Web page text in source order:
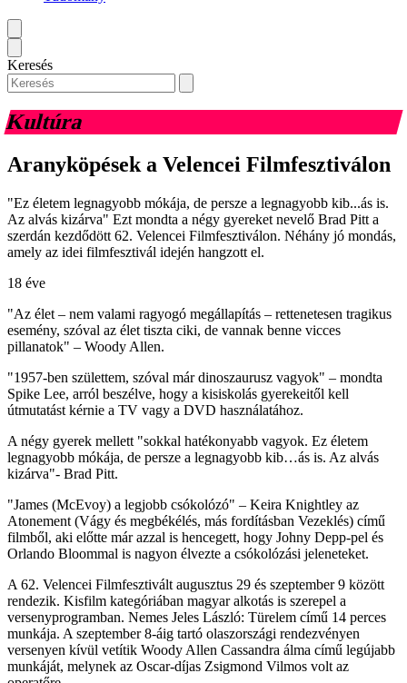
Keresés
Kultúra
Aranyköpések a Velencei Filmfesztiválon
"Ez életem legnagyobb mókája, de persze a legnagyobb kib...ás is.
Az alvás kizárva" Ezt mondta a négy gyereket nevelő Brad Pitt a
szerdán kezdődött 62. Velencei Filmfesztiválon. Néhány jó mondás,
amely az idei filmfesztivál idején hangzott el.
18 éve
"Az élet – nem valami ragyogó megállapítás – rettenetesen tragikus
esemény, szóval az élet tiszta ciki, de vannak benne vicces
pillanatok" – Woody Allen.
"1957-ben születtem, szóval már dinoszaurusz vagyok" – mondta
Spike Lee, arról beszélve, hogy a kisiskolás gyerekeitől kell
útmutatást kérnie a TV vagy a DVD használatához.
A négy gyerek mellett "sokkal hatékonyabb vagyok. Ez életem
legnagyobb mókája, de persze a legnagyobb kib…ás is. Az alvás
kizárva"- Brad Pitt.
"James (McEvoy) a legjobb csókolózó" – Keira Knightley az
Atonement (Vágy és megbékélés, más fordításban Vezeklés) című
filmből, aki előtte már azzal is hencegett, hogy Johny Depp-pel és
Orlando Bloommal is nagyon élvezte a csókolózási jeleneteket.
A 62. Velencei Filmfesztivált augusztus 29 és szeptember 9 között
rendezik. Kisfilm kategóriában magyar alkotás is szerepel a
versenyprogramban. Nemes Jeles László: Türelem című 14 perces
munkája. A szeptember 8-áig tartó olaszországi rendezvényen
versenyen kívül vetítik Woody Allen Cassandra álma című legújabb
munkáját, melynek az Oscar-díjas Zsigmond Vilmos volt az